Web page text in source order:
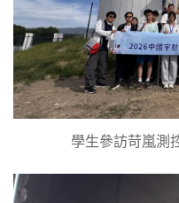
學生參訪苛嵐測